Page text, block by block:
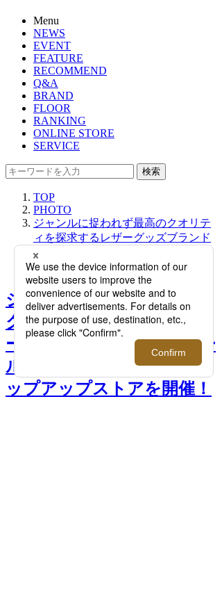
Menu
NEWS
EVENT
FEATURE
RECOMMEND
Q&A
BRAND
FLOOR
RANKING
ONLINE STORE
SERVICE
検索
TOP
PHOTO
ジャンルに捉われず最高のクオリテ
ィを探求するレザーグッズブランド
＜ザ ソール＞が伊勢丹新宿店にてポ
ップアップストアを開催！
ジャンルに捉われず最高の
クオリティを探求するレザ
ーグッズブランド＜ザ ソー
ル＞が伊勢丹新宿店にてポ
ップアップストアを開催！